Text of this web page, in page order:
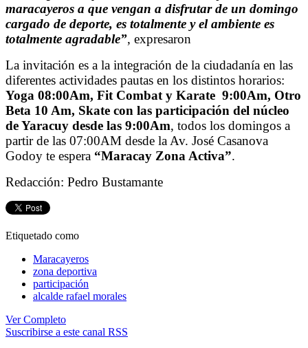
maracayeros a que vengan a disfrutar de un domingo
cargado de deporte, es totalmente y el ambiente es
totalmente agradable”, expresaron
La invitación es a la integración de la ciudadanía en las
diferentes actividades pautas en los distintos horarios:
Yoga 08:00Am, Fit Combat y Karate 9:00Am, Otro
Beta 10 Am, Skate con las participación del núcleo
de Yaracuy desde las 9:00Am, todos los domingos a
partir de las 07:00AM desde la Av. José Casanova
Godoy te espera “Maracay Zona Activa”.
Redacción: Pedro Bustamante
Etiquetado como
Maracayeros
zona deportiva
participación
alcalde rafael morales
Ver Completo
Suscribirse a este canal RSS